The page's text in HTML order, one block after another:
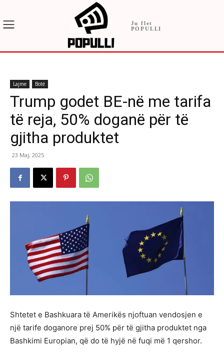
Ju flet
POPULLI
Lajme Botë
Trump godet BE-në me tarifa
të reja, 50% doganë për të
gjitha produktet
23 Maj, 2025
Shtetet e Bashkuara të Amerikës njoftuan vendosjen e
një tarife doganore prej 50% për të gjitha produktet nga
Bashkimi Europian, që do të hyjë në fuqi më 1 qershor.